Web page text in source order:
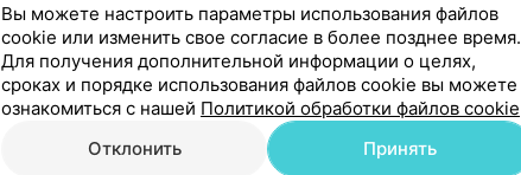
Вы можете настроить параметры использования файлов
cookie или изменить свое согласие в более позднее время.
Для получения дополнительной информации о целях,
сроках и порядке использования файлов cookie вы можете
ознакомиться с нашей Политикой обработки файлов cookie
Отклонить
Принять